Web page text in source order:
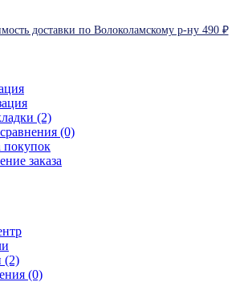
доставки по Волоколамскому р-ну 490 ₽
(2)
(0)
покупок
заказа
(2)
(0)